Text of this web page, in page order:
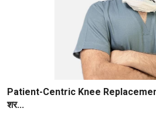
Patient-Centric Knee
शर...